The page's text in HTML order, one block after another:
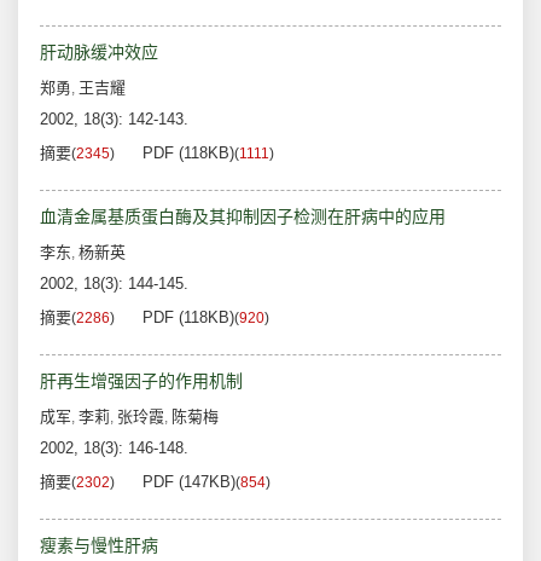
肝动脉缓冲效应
郑勇, 王吉耀
2002, 18(3): 142-143.
摘要(2345) PDF (118KB)(1111)
血清金属基质蛋白酶及其抑制因子检测在肝病中的应用
李东, 杨新英
2002, 18(3): 144-145.
摘要(2286) PDF (118KB)(920)
肝再生增强因子的作用机制
成军, 李莉, 张玲霞, 陈菊梅
2002, 18(3): 146-148.
摘要(2302) PDF (147KB)(854)
瘦素与慢性肝病